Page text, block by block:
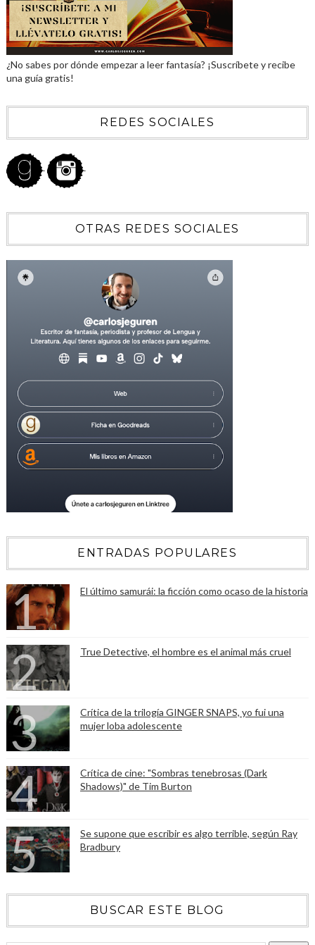
¿No sabes por dónde empezar a leer fantasía? ¡Suscríbete y recibe
una guía gratis!
REDES SOCIALES
OTRAS REDES SOCIALES
ENTRADAS POPULARES
El último samurái: la ficción como ocaso de la historia
True Detective, el hombre es el animal más cruel
Crítica de la trilogía GINGER SNAPS, yo fui una
mujer loba adolescente
Crítica de cine: "Sombras tenebrosas (Dark
Shadows)" de Tim Burton
Se supone que escribir es algo terrible, según Ray
Bradbury
BUSCAR ESTE BLOG